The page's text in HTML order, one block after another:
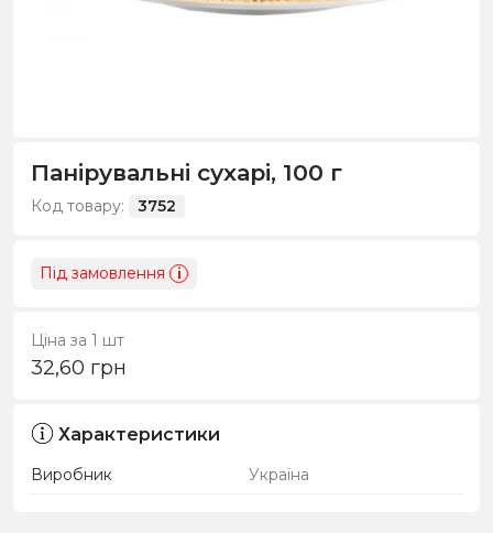
Панірувальні сухарі, 100 г
Код товару: 3752
Під замовлення i
Ціна за 1 шт
32,60 грн
Характеристики
Виробник Україна